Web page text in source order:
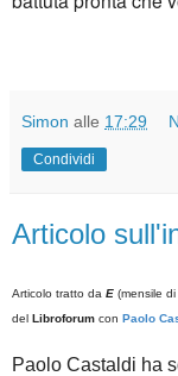
Simon alle 17:29
Condividi
Articolo
Articolo tratto da E (mensile di
del Libroforum con Paolo
Paolo Castaldi ha